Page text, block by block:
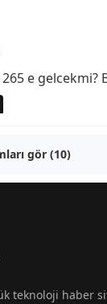
e gelcekmi?
gör (10)
teknoloji haber